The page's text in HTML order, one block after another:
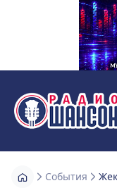
Радио Шансон
События